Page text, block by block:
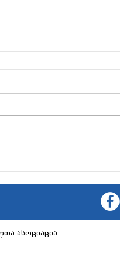
ასოციაცია